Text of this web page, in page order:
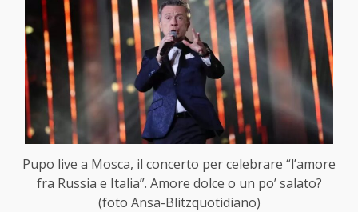
Pupo live a Mosca, il concerto per celebrare “l’amore
fra Russia e Italia”. Amore dolce o un po’ salato?
(foto Ansa-Blitzquotidiano)